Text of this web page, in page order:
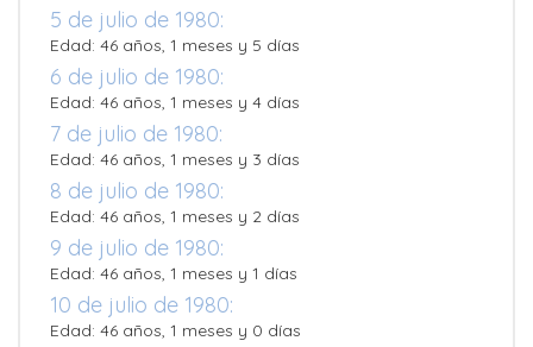
5 de julio de 1980:
Edad: 46 años, 1 meses y 5 días
6 de julio de 1980:
Edad: 46 años, 1 meses y 4 días
7 de julio de 1980:
Edad: 46 años, 1 meses y 3 días
8 de julio de 1980:
Edad: 46 años, 1 meses y 2 días
9 de julio de 1980:
Edad: 46 años, 1 meses y 1 días
10 de julio de 1980:
Edad: 46 años, 1 meses y 0 días